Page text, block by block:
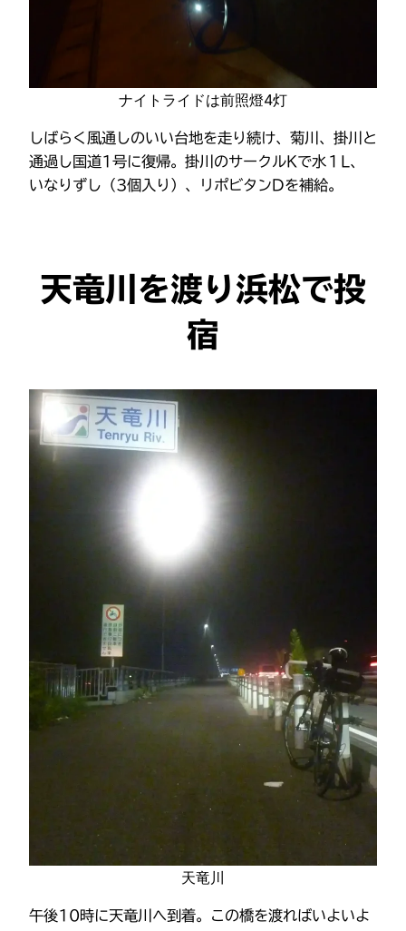
ナイトライドは前照燈4灯
しばらく風通しのいい台地を走り続け、菊川、掛川と
通過し国道1号に復帰。掛川のサークルKで水１L、
いなりずし（3個入り）、リポビタンDを補給。
天竜川を渡り浜松で投
宿
天竜川
午後10時に天竜川へ到着。この橋を渡ればいよいよ